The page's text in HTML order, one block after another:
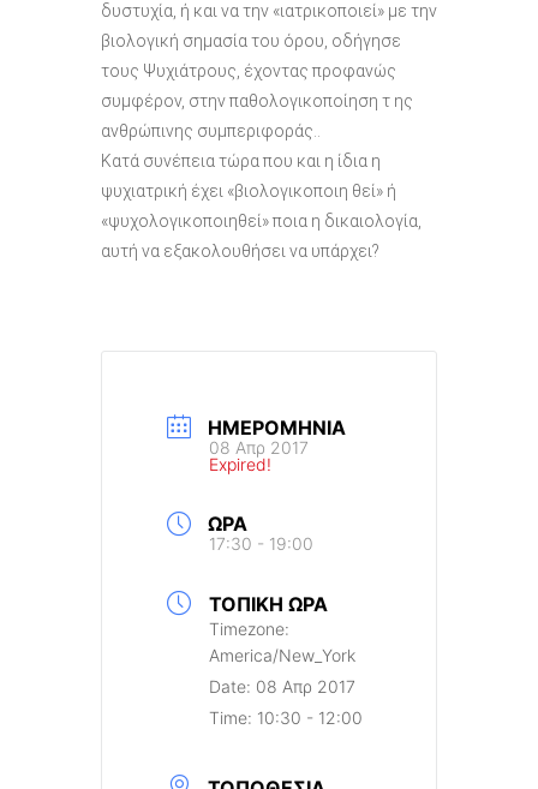
δυστυχία, ή και να την «ιατρικοποιεί» με την
βιολογική σημασία του όρου, οδήγησε
τους Ψυχιάτρους, έχοντας προφανώς
συμφέρον, στην παθολογικοποίηση τ ης
ανθρώπινης συμπεριφοράς..
Κατά συνέπεια τώρα που και η ίδια η
ψυχιατρική έχει «βιολογικοποιη θεί» ή
«ψυχολογικοποιηθεί» ποια η δικαιολογία,
αυτή να εξακολουθήσει να υπάρχει?
ΗΜΕΡΟΜΗΝΊΑ
08 Απρ 2017
Expired!
ΏΡΑ
17:30 - 19:00
ΤΟΠΙΚΉ ΏΡΑ
Timezone:
America/New_York
Date: 08 Απρ 2017
Time: 10:30 - 12:00